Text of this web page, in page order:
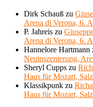
Dirk Schauß zu
Arena di Verona, 6.
P. Jahreis zu
Arena di Verona, 6.
Hannelore Hartmann
Neuinszenierung,
Sheryl Cupps zu
Haus für Mozart,
Klassikpunk zu
Haus für Mozart,